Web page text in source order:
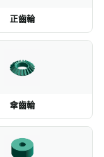
正齒輪
傘齒輪